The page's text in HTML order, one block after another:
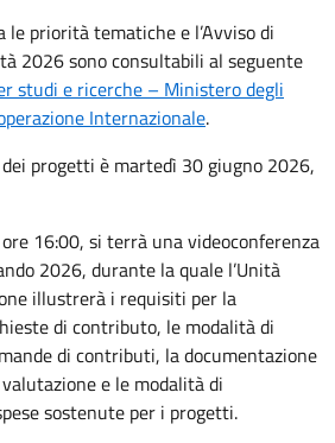
le priorità tematiche e l’Avviso di
2026 sono consultabili al seguente
studi e ricerche – Ministero degli
Internazionale.
dei progetti è martedì 30 giugno 2026,
16:00, si terrà una videoconferenza
2026, durante la quale l’Unità
illustrerà i requisiti per la
di contributo, le modalità di
di contributi, la documentazione
e le modalità di
sostenute per i progetti.